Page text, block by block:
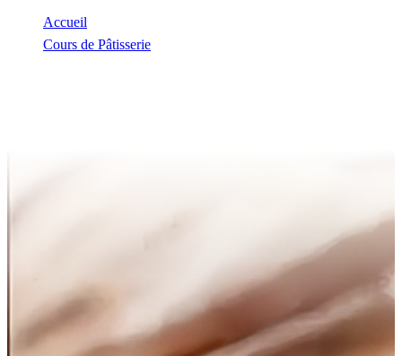
Accueil
Cours de Pâtisserie